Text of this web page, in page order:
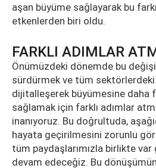
aşan büyüme sağlayarak bu
etkenlerden biri oldu.
FARKLI ADIMLAR
Önümüzdeki dönemde bu
sürdürmek ve tüm
dijitalleşerek büyümesine daha
sağlamak için farklı adımlar
inanıyoruz. Bu doğrultuda,
hayata geçirilmesini zorunlu
tüm paydaşlarımızla birlikte
devam edeceğiz. Bu